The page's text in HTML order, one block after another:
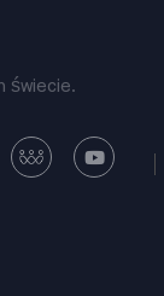
świecie.